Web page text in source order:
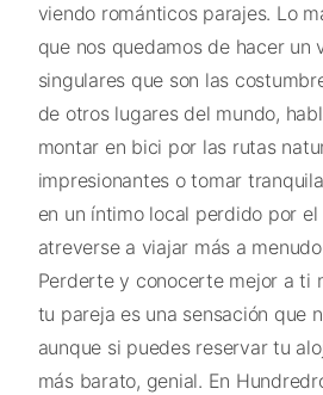
viendo románticos parajes. Lo
que nos quedamos de hacer un
singulares que son las
de otros lugares del mundo,
montar en bici por las rutas
impresionantes o tomar
en un íntimo local perdido por
atreverse a viajar más a
Perderte y conocerte mejor a ti
tu pareja es una sensación que
aunque si puedes reservar tu
más barato, genial. En